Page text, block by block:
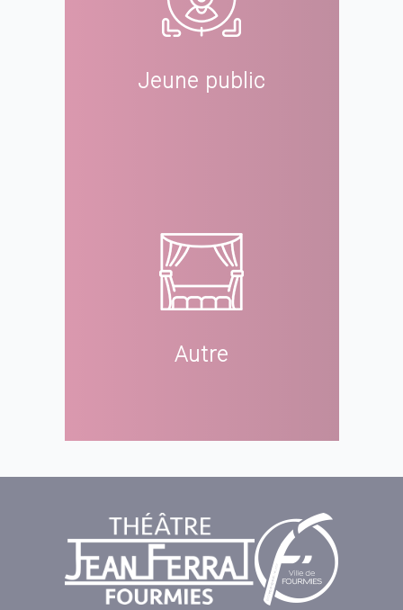
Jeune public
Autre